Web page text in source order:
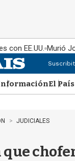
con EE.UU. Murió
El País
JUDICIALES
que